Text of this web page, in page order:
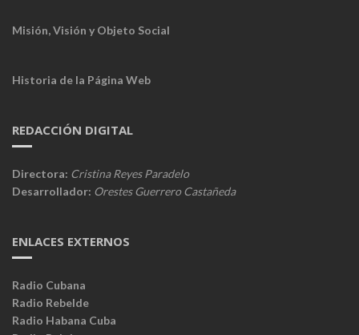
Misión, Visión y Objeto Social
Historia de la Página Web
REDACCIÓN DIGITAL
Directora: Cristina Reyes Paradelo
Desarrollador: Orestes Guerrero Castañeda
ENLACES EXTERNOS
Radio Cubana
Radio Rebelde
Radio Habana Cuba